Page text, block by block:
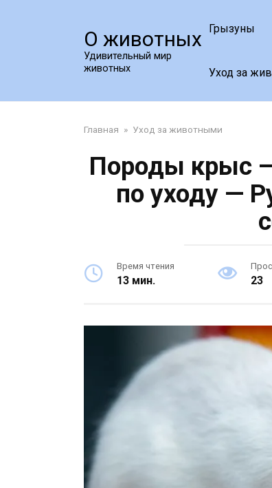
О животных
Удивительный мир
животных
Грызуны
Уход за
Главная » Уход за животными
Породы крыс
по уходу —
Время чтения
13 мин. 23